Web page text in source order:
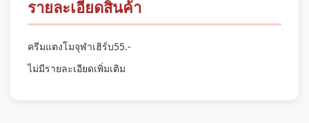
รายละเอียดสินค้า
ครีมแตงโมจุฬาเฮิร์บ55.-
ไม่มีรายละเอียดเพิ่มเติม